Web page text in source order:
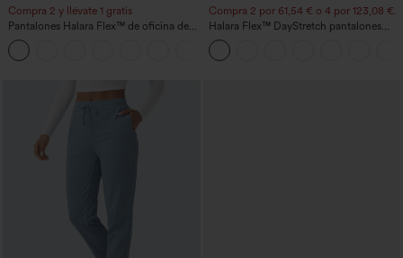
Compra 2 y llévate 1 gratis
Pantalones Halara Flex™ de oficina de
tiro alto ligeramente acampanados con
bolsillos
Compra 2 por 61,54 € o 4 por 123,08 €.
Halara Flex™ DayStretch pantalones
acampanados de trabajo de tiro medio
con bolsillo lateral con cremallera